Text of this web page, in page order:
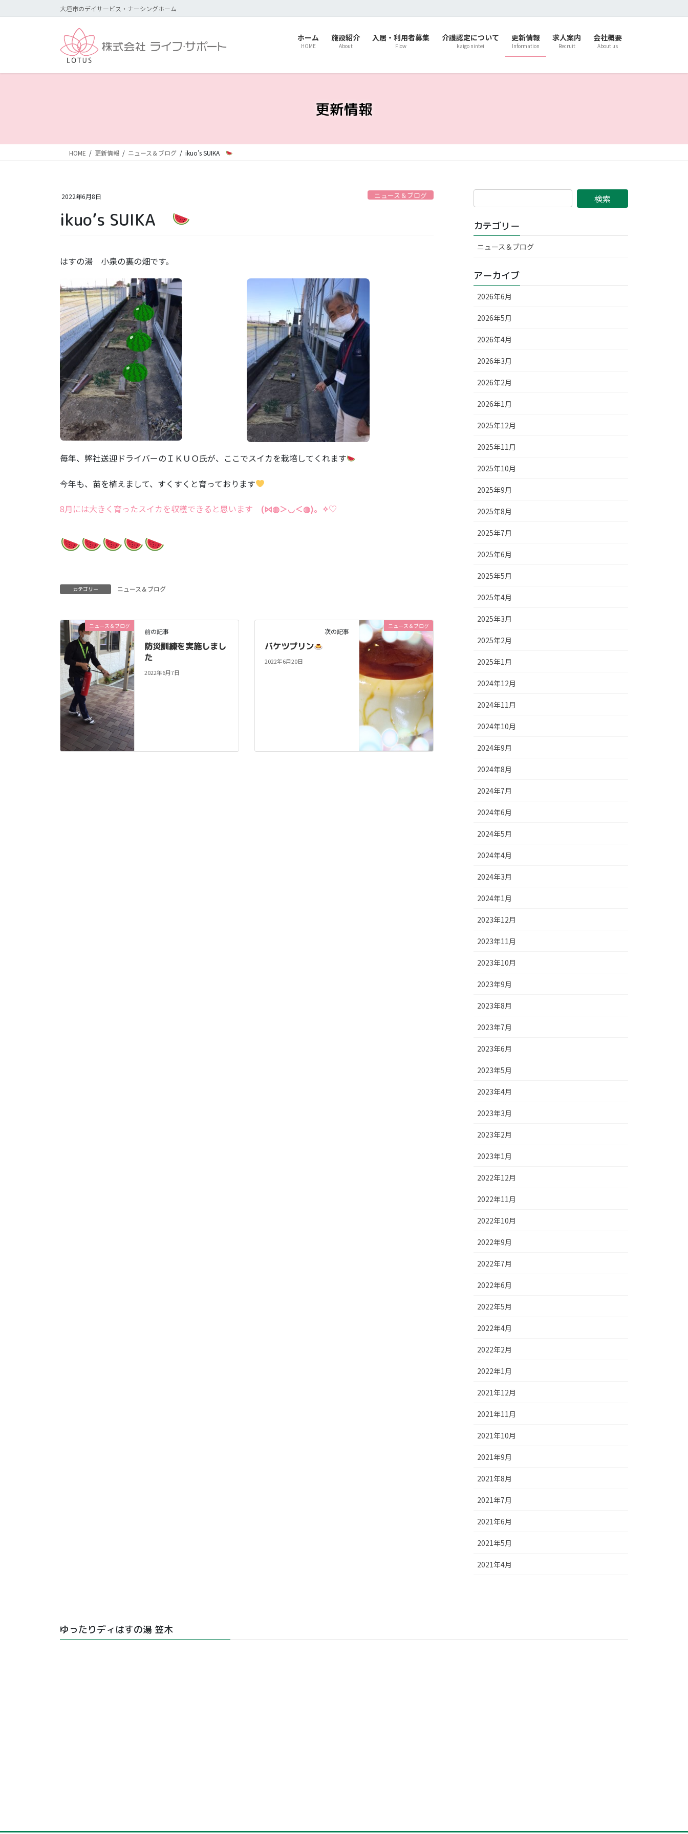
ン
ビ
大垣市のデイサービス・ナーシングホーム
ホーム
HOME
施設紹介
About
入居・利用者募集
Flow
介護認定について
kaigo nintei
更新情報
Information
求人案内
Recruit
会社概要
About us
更新情報
HOME 更新情報 ニュース＆ブログ ikuo’s SUIKA
2022年6月8日 ニュース＆ブログ
ikuo’s SUIKA
はすの湯 小泉の裏の畑です。
毎年、弊社送迎ドライバーのＩＫＵＯ氏が、ここでスイカを栽培してくれます
今年も、苗を植えまして、すくすくと育っております
8月には大きく育ったスイカを収穫できると思います (⋈◍＞◡＜◍)。✧♡
カテゴリー ニュース＆ブログ
ニュース＆ブログ
前の記事
防災訓練を実施しまし
た
2022年6月7日
ニュース＆ブログ
次の記事
バケツプリン
2022年6月20日
カテゴリー
ニュース＆ブログ
アーカイブ
2026年6月
2026年5月
2026年4月
2026年3月
2026年2月
2026年1月
2025年12月
2025年11月
2025年10月
2025年9月
2025年8月
2025年7月
2025年6月
2025年5月
2025年4月
2025年3月
2025年2月
2025年1月
2024年12月
2024年11月
2024年10月
2024年9月
2024年8月
2024年7月
2024年6月
2024年5月
2024年4月
2024年3月
2024年1月
2023年12月
2023年11月
2023年10月
2023年9月
2023年8月
2023年7月
2023年6月
2023年5月
2023年4月
2023年3月
2023年2月
2023年1月
2022年12月
2022年11月
2022年10月
2022年9月
2022年7月
2022年6月
2022年5月
2022年4月
2022年2月
2022年1月
2021年12月
2021年11月
2021年10月
2021年9月
2021年8月
2021年7月
2021年6月
2021年5月
2021年4月
ゆったりディはすの湯 笠木